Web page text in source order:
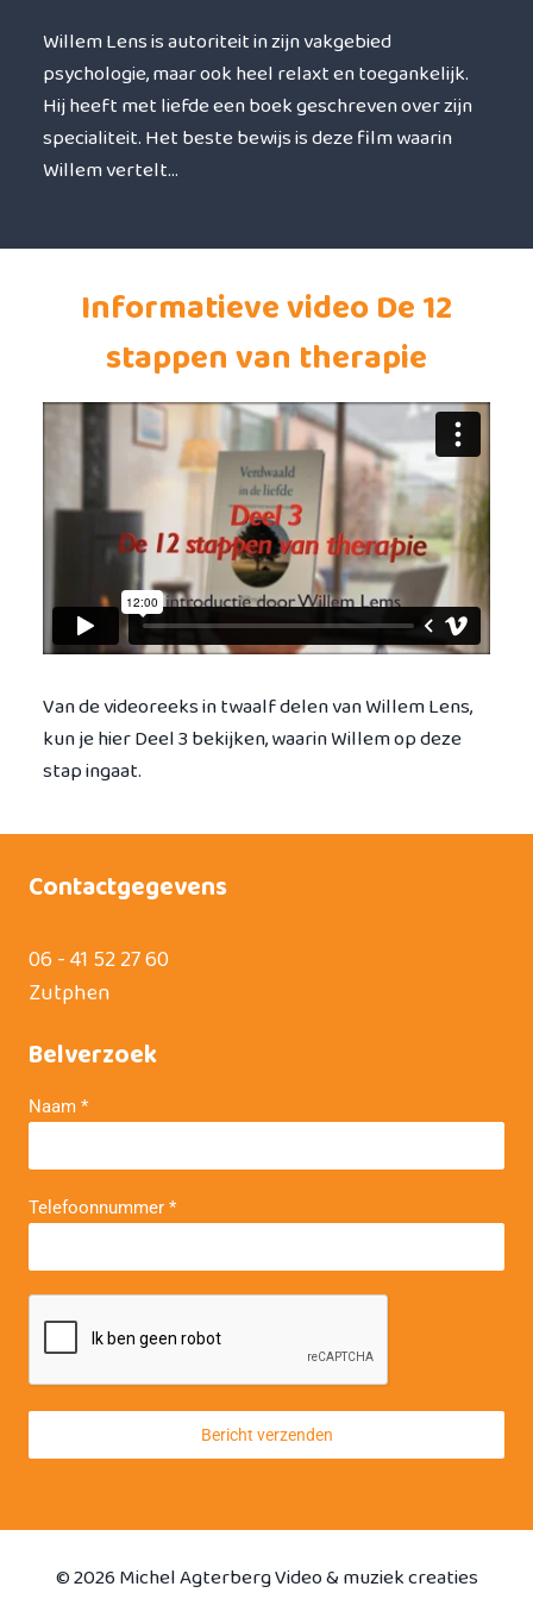
Willem Lens is autoriteit in zijn vakgebied
psychologie, maar ook heel relaxt en toegankelijk.
Hij heeft met liefde een boek geschreven over zijn
specialiteit. Het beste bewijs is deze film waarin
Willem vertelt…
Informatieve video De 12
stappen van therapie
Van de videoreeks in twaalf delen van Willem Lens,
kun je hier Deel 3 bekijken, waarin Willem op deze
stap ingaat.
Contactgegevens
06 - 41 52 27 60
Zutphen
Belverzoek
Naam *
Telefoonnummer *
Bericht verzenden
© 2026 Michel Agterberg Video & muziek creaties